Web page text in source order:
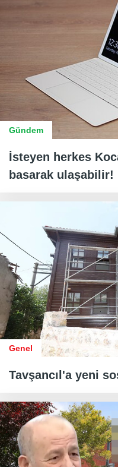
Gündem
İsteyen herkes
basarak ulaşabilir!
Genel
Tavşancıl'a yeni